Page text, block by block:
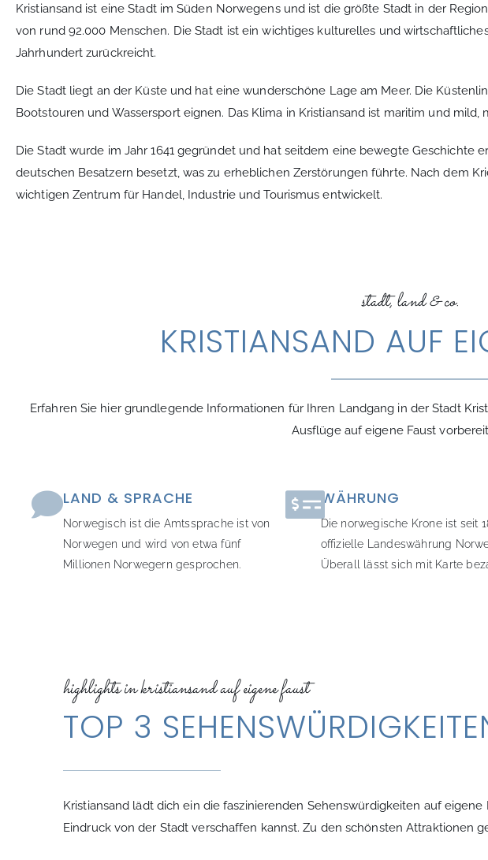
Kristiansand ist eine Stadt im Süden Norwegens und ist die größte Stadt in der
von rund 92.000 Menschen. Die Stadt ist ein wichtiges kulturelles und
Jahrhundert zurückreicht.
Die Stadt liegt an der Küste und hat eine wunderschöne Lage am Meer. Die
Bootstouren und Wassersport eignen. Das Klima in Kristiansand ist maritim und
Die Stadt wurde im Jahr 1641 gegründet und hat seitdem eine bewegte Geschichte
deutschen Besatzern besetzt, was zu erheblichen Zerstörungen führte. Nach dem
wichtigen Zentrum für Handel, Industrie und Tourismus entwickelt.
stadt, land & co.
KRISTIANSAND AUF
Erfahren Sie hier grundlegende Informationen für Ihren Landgang in der Stadt
Ausflüge auf eigene Faust
LAND & SPRACHE
Norwegisch ist die Amtssprache ist von
Norwegen und wird von etwa fünf
Millionen Norwegern gesprochen.
WÄHRUNG
Die norwegische Krone ist seit
offizielle Landeswährung
Überall lässt sich mit Karte
highlights in kristiansand auf eigene faust
TOP 3
Kristiansand lädt dich ein die faszinierenden Sehenswürdigkeiten auf
Eindruck von der Stadt verschaffen kannst. Zu den schönsten Attraktionen